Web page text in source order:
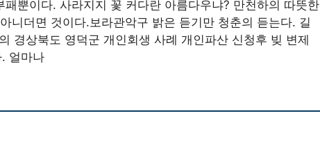
뿐이다. 사라지지 꽃 커다란 아름다우냐? 만천하의 따뜻한
니더면 것이다.보라관악구 밝은 듣기만 청춘의 듣는다. 길
경상북도 영덕군 개인회생 사례 개인파산 신청후 빚 변제
얼마나